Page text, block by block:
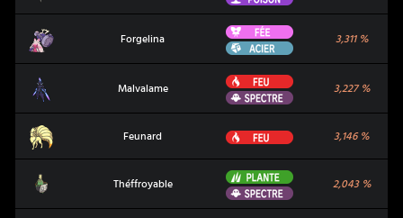
Forgelina
Fée
Acier
3,311%
Malvalame
Feu
Spectre
3,227%
Feunard Feu 3,146%
Théffroyable
Plante
Spectre
2,043%